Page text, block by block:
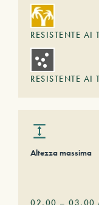
RESISTENTE AI
RESISTENTE AI
Altezza massima
02,00 – 03,00